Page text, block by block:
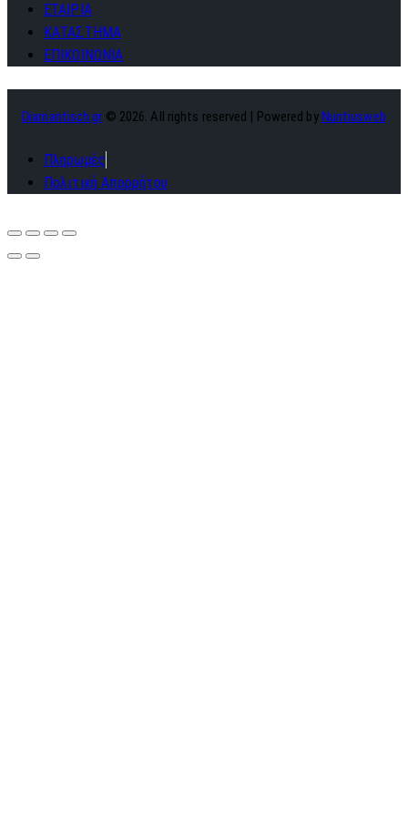
ΕΤΑΙΡΙΑ
ΚΑΤΑΣΤΗΜΑ
ΕΠΙΚΟΙΝΩΝΙΑ
Diamantisch.gr © 2026. All rights reserved | Powered by Nuntiusweb
Πληρωμές
Πολιτική Απορρήτου